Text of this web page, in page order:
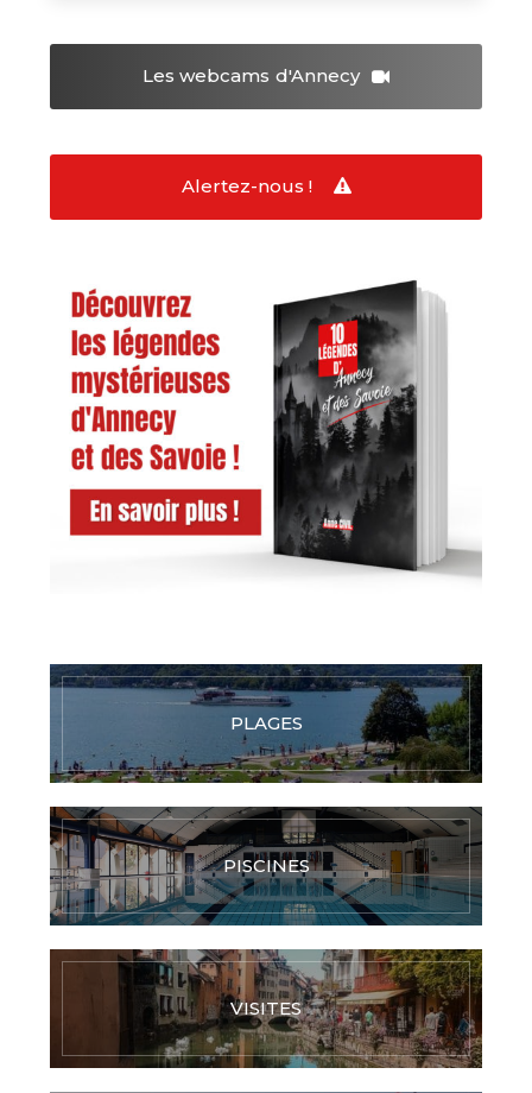
Les webcams d'Annecy
Alertez-nous !
PLAGES
PISCINES
VISITES